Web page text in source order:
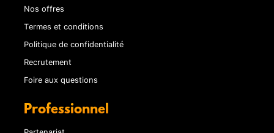
Nos offres
Termes et conditions
Politique de confidentialité
Recrutement
Foire aux questions
Professionnel